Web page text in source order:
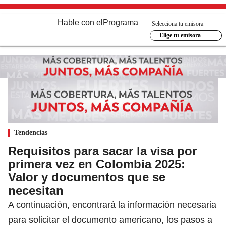
Hable con el Programa
Selecciona tu emisora
Elige tu emisora
Tendencias
Requisitos para sacar la visa por
primera vez en Colombia 2025:
Valor y documentos que se
necesitan
A continuación, encontrará la información necesaria
para solicitar el documento americano, los pasos a